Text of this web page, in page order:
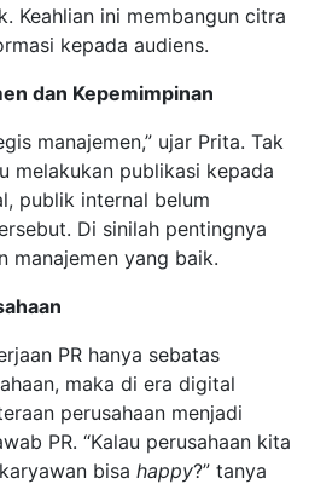
Keahlian ini membangun citra
kepada audiens.
dan Kepemimpinan
manajemen,” ujar Prita. Tak
melakukan publikasi kepada
publik internal belum
Di sinilah pentingnya
manajemen yang baik.
PR hanya sebatas
maka di era digital
perusahaan menjadi
PR. “Kalau perusahaan kita
bisa happy?” tanya